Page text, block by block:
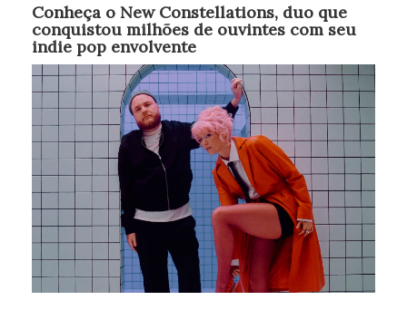
Conheça o New Constellations, duo que
conquistou milhões de ouvintes com seu
indie pop envolvente